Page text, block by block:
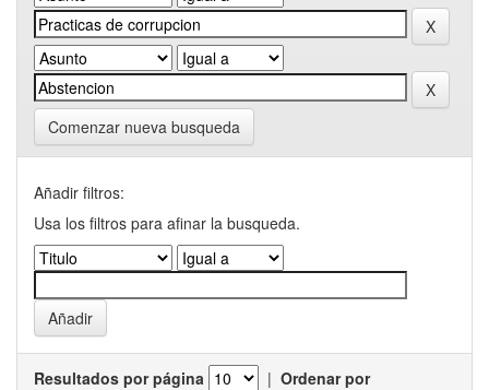
Comenzar nueva busqueda
Añadir filtros:
Usa los filtros para afinar la busqueda.
Resultados por página | Ordenar por